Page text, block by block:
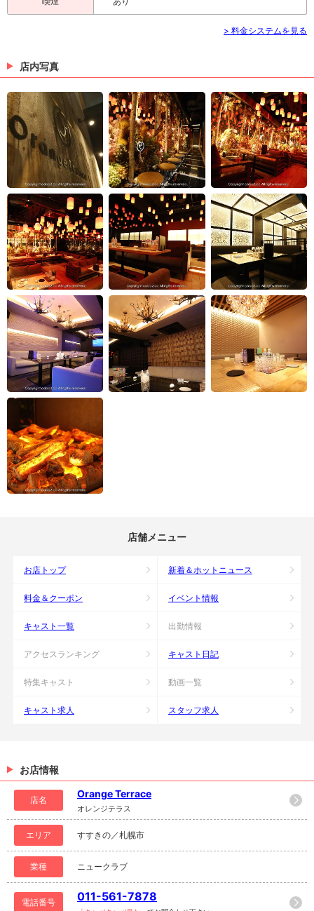
> 料金システムを見る
店内写真
店舗メニュー
お店トップ 新着＆ホットニュース
料金＆クーポン イベント情報
キャスト一覧 出勤情報
アクセスランキング キャスト日記
特集キャスト 動画一覧
キャスト求人 スタッフ求人
お店情報
店名
Orange Terrace
オレンジテラス
エリア すすきの／札幌市
業種 ニュークラブ
電話番号 011-561-7878